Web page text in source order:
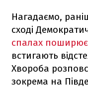
Нагадаємо,
сході
спалах
встигають
Хвороба
зокрема на